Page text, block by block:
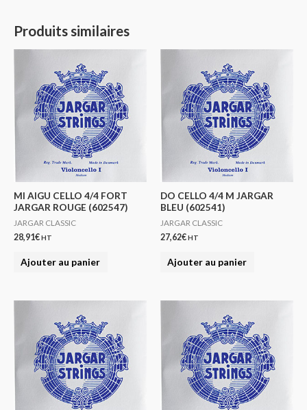
Produits similaires
MI AIGU CELLO 4/4 FORT
JARGAR ROUGE (602547)
JARGAR CLASSIC
28,91€HT
Ajouter au panier
DO CELLO 4/4 M JARGAR
BLEU (602541)
JARGAR CLASSIC
27,62€HT
Ajouter au panier